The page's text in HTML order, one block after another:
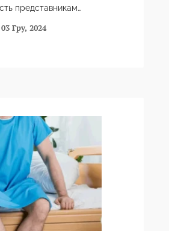
представникам
03 Гру, 2024